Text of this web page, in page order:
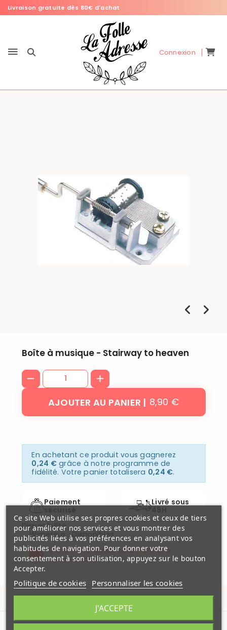
Livraison gratuite dès 80€ d'achat
Connexion
Boîte à musique - Stairway to heaven
8,90 €
AJOUTER AU PANIER
En achetant ce produit vous gagnerez
0,24 €grâce à notre programme de
fidélité. Votre panier totalisera 0,24 €.
Paiement
Livré sous
Disponibilité
Wimereux :Disponibles
Votre commande sera expédiée
Lundi 10 aout
Ce site Web utilise ses propres cookies et ceux de tiers
pour améliorer nos services et vous montrer des
publicités liées à vos préférences en analysant vos
habitudes de navigation. Pour donner votre
consentement à son utilisation, appuyez sur le bouton
Accepter.
Politique de cookies Personnaliser les cookies
J'ACCEPTE